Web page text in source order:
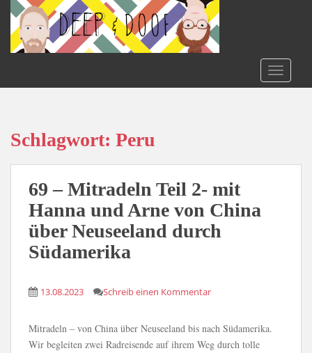
o
Schlagwort: Peru
69 – Mitradeln Teil 2- mit
Hanna und Arne von China
über Neuseeland durch
Südamerika
13.08.2023 Schreib einen Kommentar
Mitradeln – von China über Neuseeland bis nach Südamerika.
Wir begleiten zwei Radreisende auf ihrem Weg durch tolle